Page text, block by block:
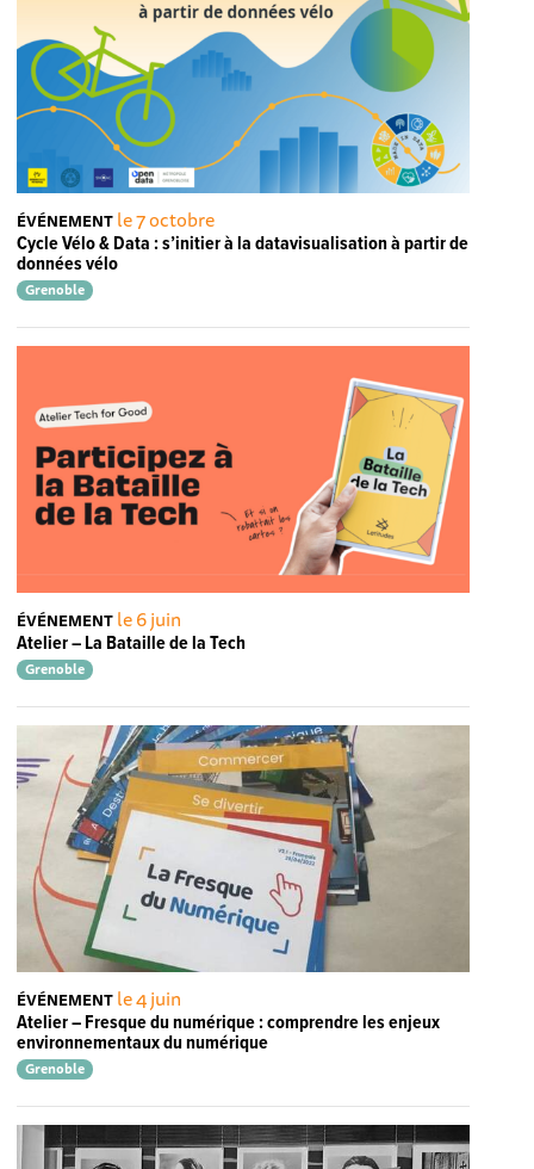
ÉVÉNEMENT le 7 octobre
Cycle Vélo & Data : s’initier à la datavisualisation à partir de
données vélo
Grenoble
ÉVÉNEMENT le 6 juin
Atelier – La Bataille de la Tech
Grenoble
ÉVÉNEMENT le 4 juin
Atelier – Fresque du numérique : comprendre les enjeux
environnementaux du numérique
Grenoble